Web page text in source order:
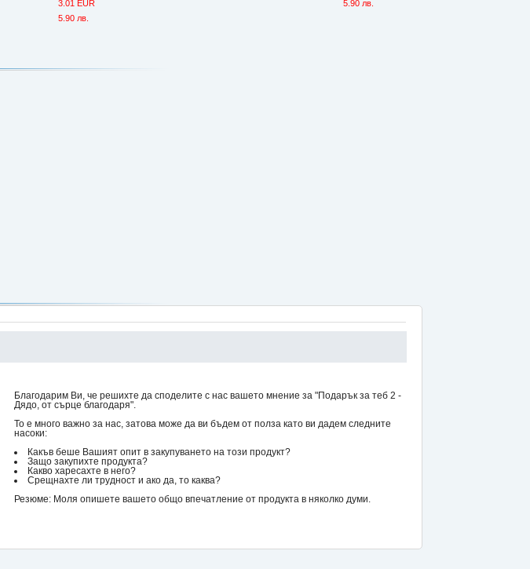
3.01 EUR
5.90 лв.
5.90 лв.
Благодарим Ви, че решихте да споделите с нас вашето мнение за "Подарък за теб 2 -
Дядо, от сърце благодаря".
То е много важно за нас, затова може да ви бъдем от полза като ви дадем следните
насоки:
Какъв беше Вашият опит в закупуването на този продукт?
Защо закупихте продукта?
Какво харесахте в него?
Срещнахте ли трудност и ако да, то каква?
Резюме: Моля опишете вашето общо впечатление от продукта в няколко думи.